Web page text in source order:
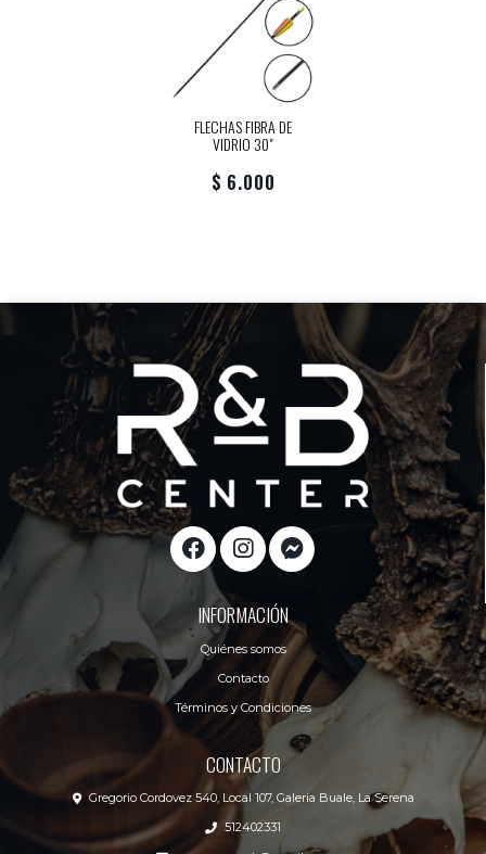
FLECHAS FIBRA DE
VIDRIO 30"
$ 6.000
INFORMACIÓN
Quiénes somos
Contacto
Términos y Condiciones
CONTACTO
Gregorio Cordovez 540, Local 107, Galeria Buale, La Serena
512402331